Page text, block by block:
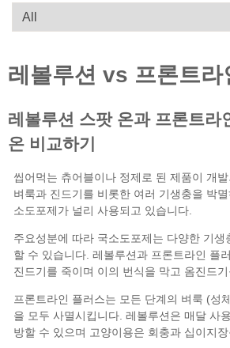
프론트라인 플러스
레볼루션